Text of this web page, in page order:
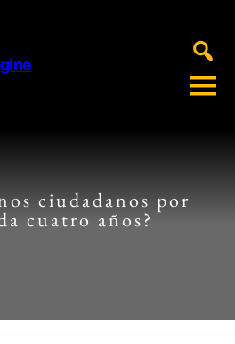
ciudadanos por
cuatro años?